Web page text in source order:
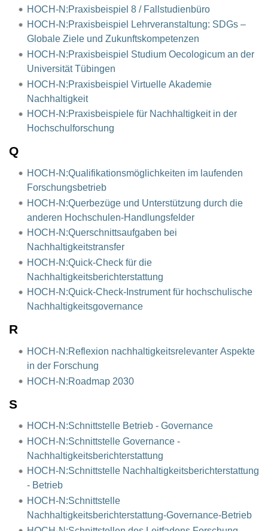
HOCH-N:Praxisbeispiel 8 / Fallstudienbüro
HOCH-N:Praxisbeispiel Lehrveranstaltung: SDGs –
Globale Ziele und Zukunftskompetenzen
HOCH-N:Praxisbeispiel Studium Oecologicum an der
Universität Tübingen
HOCH-N:Praxisbeispiel Virtuelle Akademie
Nachhaltigkeit
HOCH-N:Praxisbeispiele für Nachhaltigkeit in der
Hochschulforschung
Q
HOCH-N:Qualifikationsmöglichkeiten im laufenden
Forschungsbetrieb
HOCH-N:Querbezüge und Unterstützung durch die
anderen Hochschulen-Handlungsfelder
HOCH-N:Querschnittsaufgaben bei
Nachhaltigkeitstransfer
HOCH-N:Quick-Check für die
Nachhaltigkeitsberichterstattung
HOCH-N:Quick-Check-Instrument für hochschulische
Nachhaltigkeitsgovernance
R
HOCH-N:Reflexion nachhaltigkeitsrelevanter Aspekte
in der Forschung
HOCH-N:Roadmap 2030
S
HOCH-N:Schnittstelle Betrieb - Governance
HOCH-N:Schnittstelle Governance -
Nachhaltigkeitsberichterstattung
HOCH-N:Schnittstelle Nachhaltigkeitsberichterstattung
- Betrieb
HOCH-N:Schnittstelle
Nachhaltigkeitsberichterstattung-Governance-Betrieb